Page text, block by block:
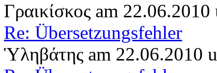
Γραικίσκος am
Re: Übersetzungsfehler
Ὑληβάτης am 22.06.2010